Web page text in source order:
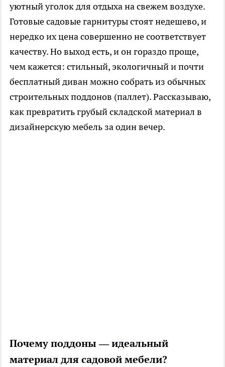
уютный уголок для отдыха на свежем воздухе.
Готовые садовые гарнитуры стоят недешево, и
нередко их цена совершенно не соответствует
качеству. Но выход есть, и он гораздо проще,
чем кажется: стильный, экологичный и почти
бесплатный диван можно собрать из обычных
строительных поддонов (паллет). Рассказываю,
как превратить грубый складской материал в
дизайнерскую мебель за один вечер.
Почему поддоны — идеальный
материал для садовой мебели?